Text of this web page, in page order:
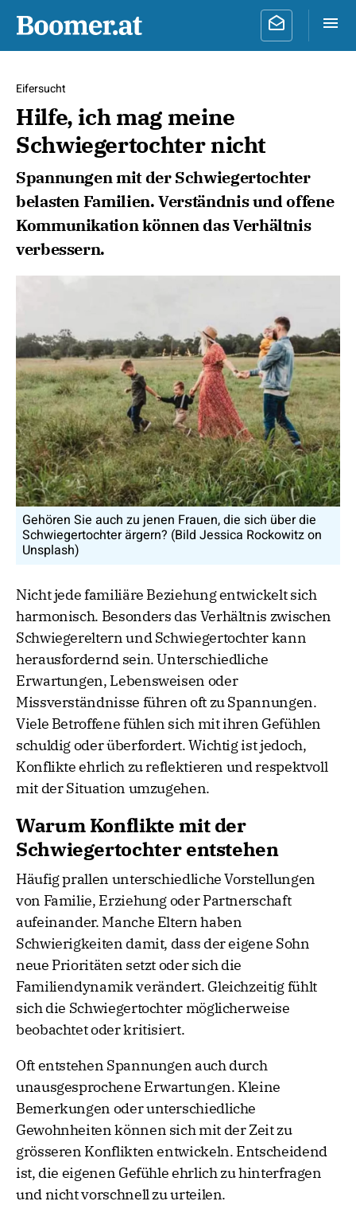
Eifersucht
Hilfe, ich mag meine
Schwiegertochter nicht
Spannungen mit der Schwiegertochter
belasten Familien. Verständnis und offene
Kommunikation können das Verhältnis
verbessern.
Gehören Sie auch zu jenen Frauen, die sich über die
Schwiegertochter ärgern? (Bild Jessica Rockowitz on
Unsplash)
Nicht jede familiäre Beziehung entwickelt sich
harmonisch. Besonders das Verhältnis zwischen
Schwiegereltern und Schwiegertochter kann
herausfordernd sein. Unterschiedliche
Erwartungen, Lebensweisen oder
Missverständnisse führen oft zu Spannungen.
Viele Betroffene fühlen sich mit ihren Gefühlen
schuldig oder überfordert. Wichtig ist jedoch,
Konflikte ehrlich zu reflektieren und respektvoll
mit der Situation umzugehen.
Warum Konflikte mit der
Schwiegertochter entstehen
Häufig prallen unterschiedliche Vorstellungen
von Familie, Erziehung oder Partnerschaft
aufeinander. Manche Eltern haben
Schwierigkeiten damit, dass der eigene Sohn
neue Prioritäten setzt oder sich die
Familiendynamik verändert. Gleichzeitig fühlt
sich die Schwiegertochter möglicherweise
beobachtet oder kritisiert.
Oft entstehen Spannungen auch durch
unausgesprochene Erwartungen. Kleine
Bemerkungen oder unterschiedliche
Gewohnheiten können sich mit der Zeit zu
grösseren Konflikten entwickeln. Entscheidend
ist, die eigenen Gefühle ehrlich zu hinterfragen
und nicht vorschnell zu urteilen.